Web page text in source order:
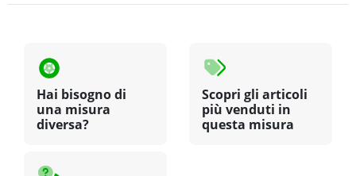
Hai bisogno di
una misura
diversa?
Scopri gli articoli
più venduti in
questa misura